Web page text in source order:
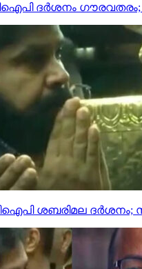
ദർശനം ഗൗരവതരം;
വിഐപി ശബരിമല